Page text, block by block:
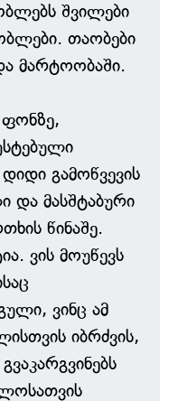
შვილები
თაობები
მარტოობაში.
ფონზე,
გამოწვევის
და მასშტაბური
წინაშე.
ვის მოუწევს
ვინც ამ
იბრძვის,